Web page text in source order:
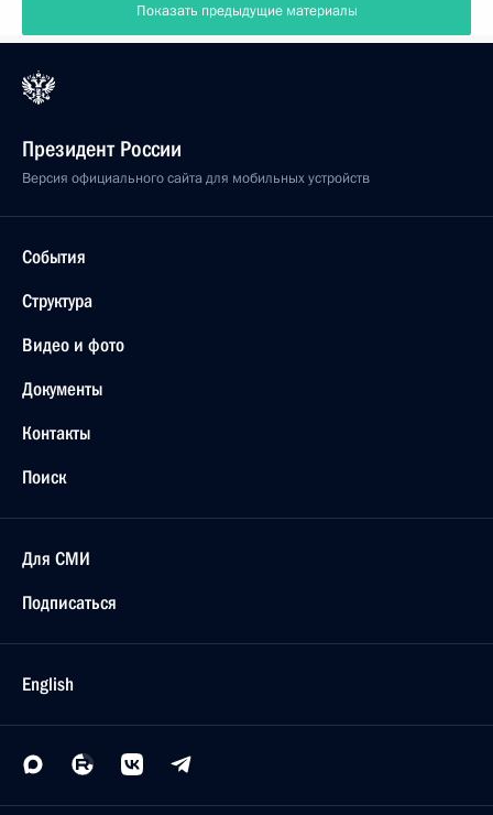
Показать предыдущие материалы
Президент России
Версия официального сайта для мобильных устройств
События
Структура
Видео и фото
Документы
Контакты
Поиск
Для СМИ
Подписаться
English